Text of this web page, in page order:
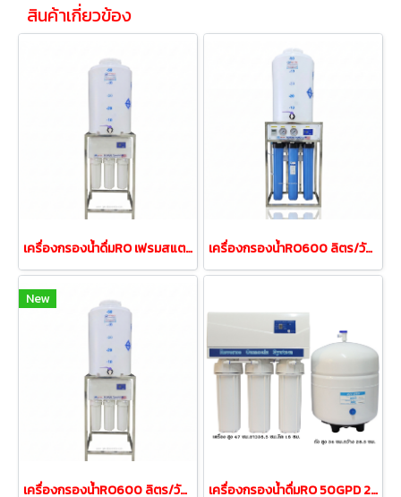
สินค้าเกี่ยวข้อง
เครื่องกรองน้ำดื่มRO เฟรมสแตนเลส 200ลิตร/วัน ถังน้ำ50ลิตร เครื่องกรองน้ำRO600 ลิตร/วัน150GPD ถังน้ำ50ลิตรเฟรมสแตนเลส
New
เครื่องกรองน้ำRO600 ลิตร/วัน150GPD ถังน้ำ50ลิตรเฟรมสแตนเลส เครื่องกรองน้ำดื่มRO 50GPD 200ลิตรต่อวัน